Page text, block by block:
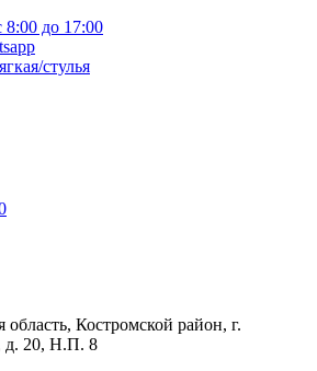
8:00 до 17:00
стулья
область, Костромской район, г.
д. 20, Н.П. 8